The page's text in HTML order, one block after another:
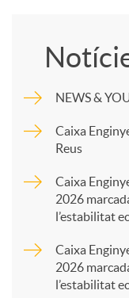
m
p
a
NEWS &
Caixa
Reus
Caixa
2026
l’estabilitat
Caixa
2026
l’estabilitat